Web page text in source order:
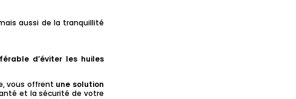
aussi de la tranquillité
d’éviter les huiles
vous offrent une solution
et la sécurité de votre